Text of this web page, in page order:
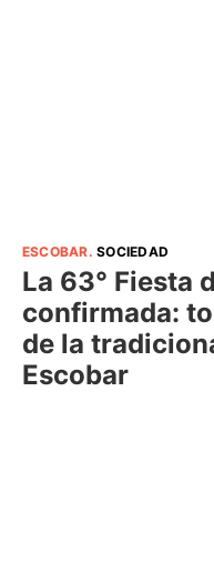
ESCOBAR.SOCIEDAD
La 63° Fiesta
confirmada:
de la
Escobar